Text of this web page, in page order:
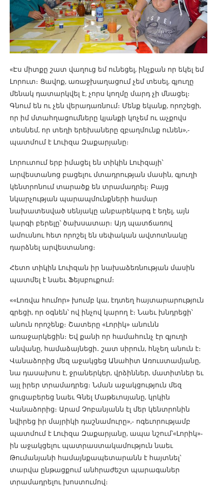
«Էս միտքը շատ վաղուց եմ ունեցել, ինչքան որ եկել եմ
Լորուտ։ Ցավոք, առաջխաղացում չեմ տեսել, գյուղը
մենակ դատարկվել է, չորս կողմը մարդ չի մնացել։
Գնում են ու չեն վերադառնում։ Մենք եկանք, որոշեցի,
որ իմ մտահղացումները կյանքի կոչեմ ու աչքովս
տեսնեմ, որ տեղի երեխաները զբաղմունք ունեն»,-
պատմում է Լուիզա Զաքարյանը։
Լորուտում երբ իմացել են տիկին Լուիզայի՝
արվեստանոց բացելու մտադրության մասին, գյուղի
կենտրոնում տարածք են տրամադրել։ Բայց
նկարչության պարապմունքների համար
նախատեսված սենյակը անբարեկարգ է եղել, այն
կարգի բերելը՝ ծախսատար։ Այդ պատճառով
ամուսնու հետ որոշել են սեփական ավտոտնակը
դարձնել արվեստանոց։
Հետո տիկին Լուիզան իր նախաձեռնության մասին
պատմել է նաեւ Ֆեյսբուքում։
««Լոռվա հումոր» խումբ կա, էդտեղ հայտարարություն
գրեցի, որ օգնեն՝ ով ինչով կարող է։ Նաեւ խնդրեցի՝
անուն որոշենք։ Շատերը «Լորիկ» անունն
առաջարկեցին։ Եվ քանի որ համահունչ էր գյուղի
անվանը, համաձայնեցի․ շատ սիրուն, հնչեղ անուն է։
Վանաձորից մեզ աջակցեց Անահիտ Առուստամյանը,
նա դասախոս է, ջրաներկեր, վրձիններ, մատիտներ եւ
այլ իրեր տրամադրեց։ Նման աջակցություն մեզ
ցուցաբերեց նաեւ Գնել Մաթեւոսյանը, կրկին
Վանաձորից։ Արամ Չոբանյանն էլ մեր կենտրոնին
նվիրեց իր մայրիկի դաշնամուրը»,- ոգեւորությամբ
պատմում է Լուիզա Զաքարյանը, ապա նշում՝«Լորիկ»-
ին աջակցելու պատրաստակամություն նաեւ
Թումանյանի համայնքապետարանն է հայտնել՝
տարվա ընթացքում անհրաժեշտ պարագաներ
տրամադրելու խոստումով։